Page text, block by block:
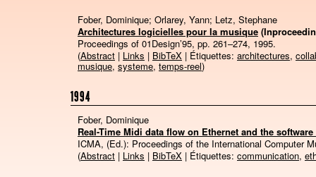
Fober, Dominique; Orlarey, Yann; Letz, Stephane
Architectures logicielles pour la musique
Proceedings of 01Design’95, pp. 261–274, 1995.
(Abstract | Links | BibTeX | Étiquettes: architectures,
musique, systeme, temps-reel)
1994
Fober, Dominique
Real-Time Midi data flow on Ethernet and the
ICMA, (Ed.): Proceedings of the International Computer
(Abstract | Links | BibTeX | Étiquettes: communication,